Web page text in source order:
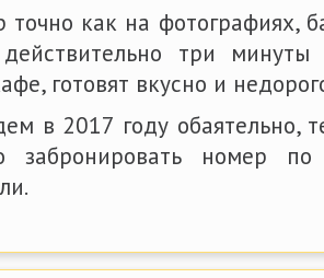
точно как на фотографиях,
три
готовят вкусно и
в 2017 году обаятельно,
забронировать номер